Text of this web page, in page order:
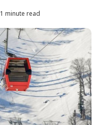
1 minute read